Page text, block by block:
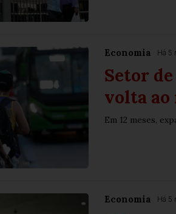
Economia Há 5
Setor
volta
Em 12 meses,
Economia Há 5